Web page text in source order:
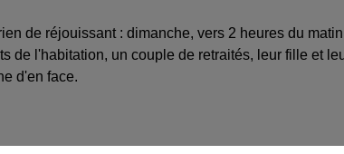
de réjouissant : dimanche, vers 2 heures du
de l'habitation, un couple de retraités, leur fille et
d'en face.